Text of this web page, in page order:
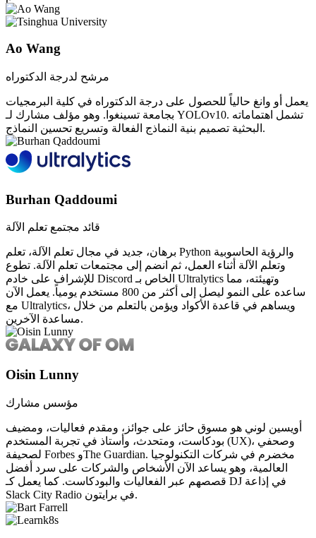
Ao Wang
مرشح لدرجة الدكتوراه
يعمل أو وانغ حالياً للحصول على درجة الدكتوراه في كلية البرمجيات
بجامعة تسينغوا. وهو مؤلف مشارك لـ YOLOv10. تشمل اهتماماته
البحثية تصميم بنية النماذج الفعالة وتسريع تحسين النماذج.
Burhan Qaddoumi
قائد مجتمع تعلم الآلة
برهان، جديد في مجال تعلم الآلة، تعلم Python والرؤية الحاسوبية
وتعلم الآلة أثناء العمل، ثم انضم إلى مجتمعات تعلم الآلة. تطوع
للإشراف على خادم Discord الخاص بـ Ultralytics وتهيئته، مما
ساعده على النمو ليصل إلى أكثر من 800 مستخدم يومياً. يعمل الآن
مع Ultralytics، ويساهم في قاعدة الأكواد ويؤمن بالتعلم من خلال
مساعدة الآخرين.
Oisin Lunny
مؤسس مشارك
أويسين لوني هو مسوق حائز على جوائز، ومقدم فعاليات، ومضيف
بودكاست، ومتحدث، وأستاذ في تجربة المستخدم (UX)، وصحفي
لصحيفة Forbes وThe Guardian. مخضرم في شركات التكنولوجيا
العالمية، وهو يساعد الآن الأشخاص والشركات على سرد أفضل
قصصهم عبر الفعاليات والبودكاست. كما يعمل كـ DJ في إذاعة
Slack City Radio في برايتون.